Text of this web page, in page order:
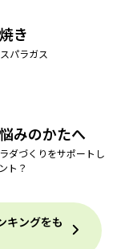
き
パラガス
みのかたへ
ダづくりをサポートし
ト？
キングをも